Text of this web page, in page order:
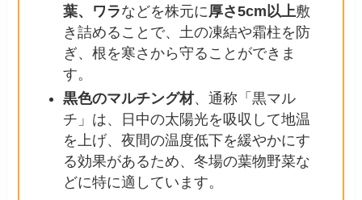
葉、ワラなどを株元に 厚さ5cm以上敷
き詰めることで、土の凍結や霜柱を防
ぎ、根を寒さから守ることができま
す。
黒色のマルチング材、通称「黒マル
チ」は、日中の太陽光を吸収して地温
を上げ、夜間の温度低下を緩やかにす
る効果があるため、冬場の葉物野菜な
どに特に適しています。